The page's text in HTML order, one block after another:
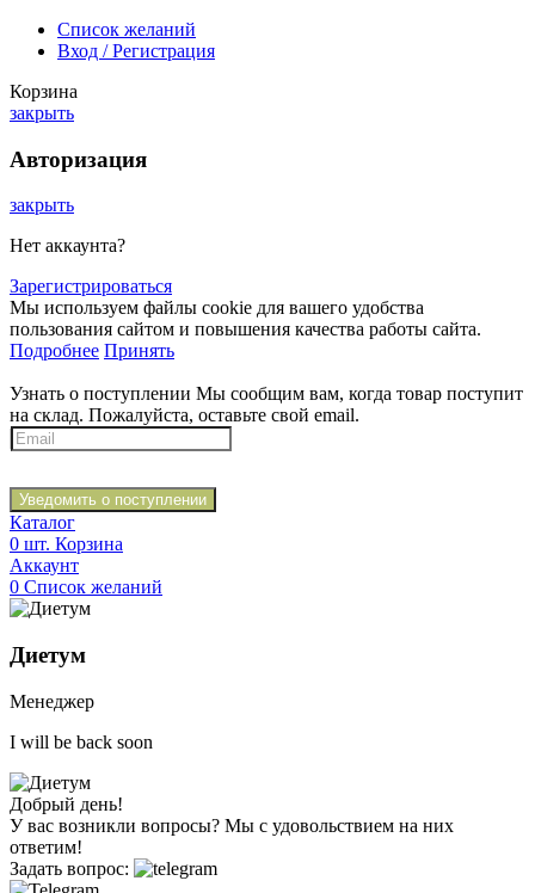
Список желаний
Вход / Регистрация
Корзина
закрыть
Авторизация
закрыть
Нет аккаунта?
Зарегистрироваться
Мы используем файлы cookie для вашего удобства
пользования сайтом и повышения качества работы сайта.
Подробнее Принять
Узнать о поступлении Мы сообщим вам, когда товар поступит
на склад. Пожалуйста, оставьте свой email.
Уведомить о поступлении
Каталог
0 шт. Корзина
Аккаунт
0 Список желаний
Диетум
Менеджер
I will be back soon
Добрый день!
У вас возникли вопросы? Мы с удовольствием на них
ответим!
Задать вопрос: